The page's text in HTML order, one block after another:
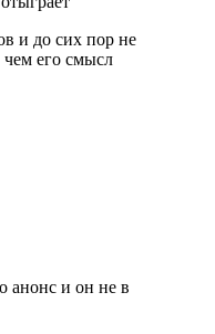
и до сих пор не
его смысл
анонс и он не в